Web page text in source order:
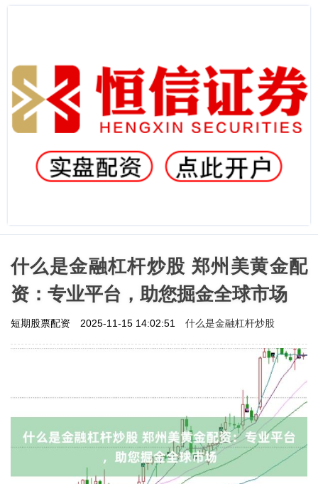
什么是金融杠杆炒股 郑州美黄金配
资：专业平台，助您掘金全球市场
短期股票配资 2025-11-15 14:02:51 什么是金融杠杆炒股